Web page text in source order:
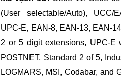
(User selectable/Auto), UCC/
UPC-E, EAN-8, EAN-13, EAN-
2 or 5 digit extensions, UPC-E
POSTNET, Standard 2 of 5,
LOGMARS, MSI, Codabar, and